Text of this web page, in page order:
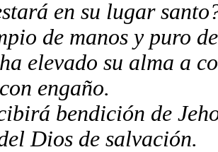
en su lugar
de manos y puro
elevado su alma a
engaño.
bendición de
Dios de salvación.